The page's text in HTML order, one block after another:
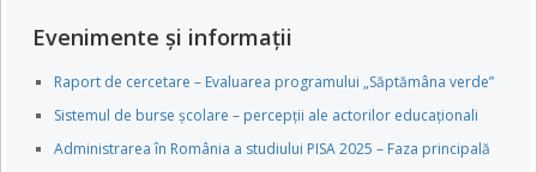
Evenimente și informații
Raport de cercetare – Evaluarea programului „Săptămâna verde”
Sistemul de burse școlare – percepții ale actorilor educaționali
Administrarea în România a studiului PISA 2025 – Faza principală